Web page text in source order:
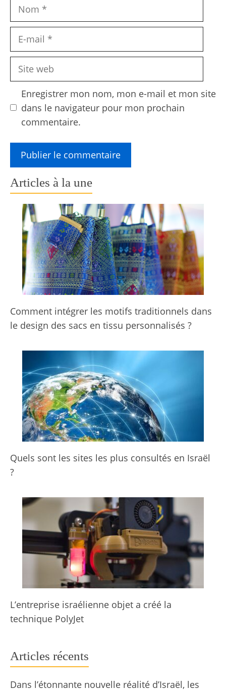
Nom
Site
Enregistrer mon nom, mon e-mail et mon site
dans le navigateur pour mon prochain
commentaire.
Articles à la une
Comment intégrer les motifs traditionnels dans
le design des sacs en tissu personnalisés ?
Quels sont les sites les plus consultés en Israël
?
L’entreprise israélienne objet a créé la
technique PolyJet
Articles récents
Dans l’étonnante nouvelle réalité d’Israël, les